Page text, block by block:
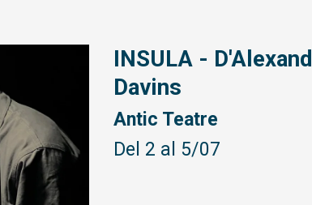
INSULA -
Davins
Antic Teatre
Del 2 al 5/07